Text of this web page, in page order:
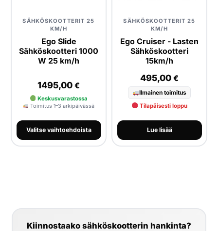
SÄHKÖSKOOTTERIT 25
KM/H
Ego Slide
Sähköskootteri 1000
W 25 km/h
1495,00 €
Keskusvarastossa
Toimitus 1–3 arkipäivässä
Valitse vaihtoehdoista
SÄHKÖSKOOTTERIT 25
KM/H
Ego Cruiser - Lasten
Sähköskootteri
15km/h
495,00 €
Ilmainen toimitus
Tilapäisesti loppu
Lue lisää
Kiinnostaako sähköskootterin hankinta?